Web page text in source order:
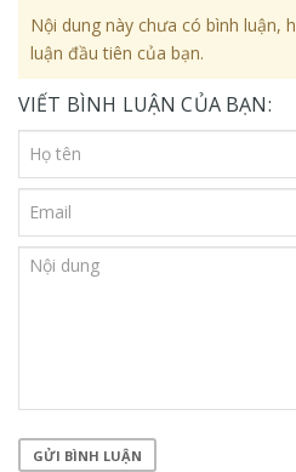
Nội dung này chưa có bình luận,
luận đầu tiên của bạn.
VIẾT BÌNH LUẬN CỦA BẠN:
GỬI BÌNH LUẬN